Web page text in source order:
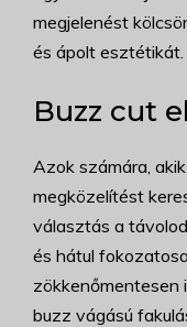
megjelenést
és ápolt esztétikát.
Buzz cut
Azok számára,
megközelítést
választás a
és hátul
zökkenőmentesen
buzz vágású